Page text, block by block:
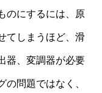
のにするには、原
てしまうほど、滑
器、変調器が必要
の問題ではなく、